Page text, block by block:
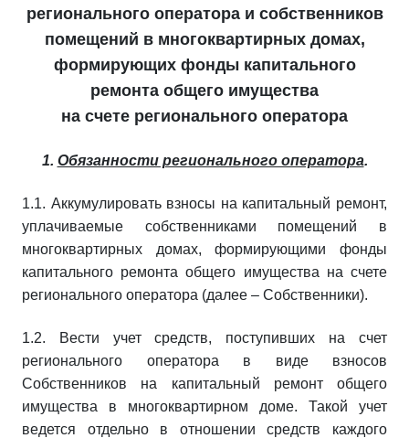
регионального оператора и собственников
помещений в многоквартирных домах,
формирующих фонды капитального
ремонта общего имущества
на счете регионального оператора
1. Обязанности регионального оператора.
1.1. Аккумулировать взносы на капитальный ремонт,
уплачиваемые собственниками помещений в
многоквартирных домах, формирующими фонды
капитального ремонта общего имущества на счете
регионального оператора (далее – Собственники).
1.2. Вести учет средств, поступивших на счет
регионального оператора в виде взносов
Собственников на капитальный ремонт общего
имущества в многоквартирном доме. Такой учет
ведется отдельно в отношении средств каждого